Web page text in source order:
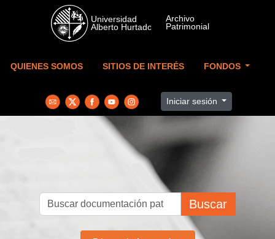
Skip to main content
QUIENES SOMOS SITIOS DE INTERÉS FONDOS
Iniciar sesión
Buscar